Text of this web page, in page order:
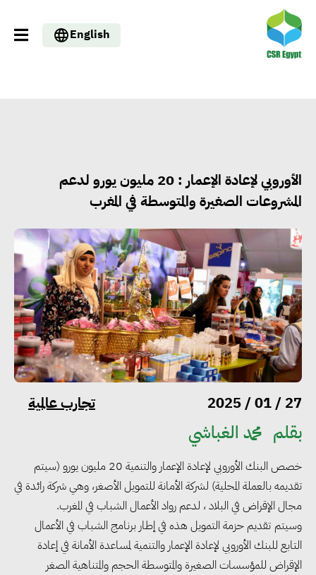
English
الأوروبي لإعادة الإعمار : 20 مليون يورو لدعم
المشروعات الصغيرة والمتوسطة في المغرب
27 / 01 / 2025 تجارب عالمية
بقلم محمد الغباشي
خصص البنك الأوروبي لإعادة الإعمار والتنمية 20 مليون يورو (سيتم
تقديمه بالعملة المحلية) لشركة الأمانة للتمويل الأصغر، وهي شركة رائدة في
مجال الإقراض في البلاد ، لدعم رواد الأعمال الشباب في المغرب.
وسيتم تقديم حزمة التمويل هذه في إطار برنامج الشباب في الأعمال
التابع للبنك الأوروبي لإعادة الإعمار والتنمية لمساعدة الأمانة في إعادة
الإقراض للمؤسسات الصغيرة والمتوسطة الحجم والمتناهية الصغر